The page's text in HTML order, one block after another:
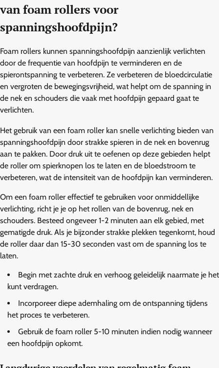
van foam rollers voor
spanningshoofdpijn?
Foam rollers kunnen spanningshoofdpijn aanzienlijk verlichten
door de frequentie van hoofdpijn te verminderen en de
spierontspanning te verbeteren. Ze verbeteren de bloedcirculatie
en vergroten de bewegingsvrijheid, wat helpt om de spanning in
de nek en schouders die vaak met hoofdpijn gepaard gaat te
verlichten.
Het gebruik van een foam roller kan snelle verlichting bieden van
spanningshoofdpijn door strakke spieren in de nek en bovenrug
aan te pakken. Door druk uit te oefenen op deze gebieden helpt
de roller om spierknopen los te laten en de bloedstroom te
verbeteren, wat de intensiteit van de hoofdpijn kan verminderen.
Om een foam roller effectief te gebruiken voor onmiddellijke
verlichting, richt je je op het rollen van de bovenrug, nek en
schouders. Besteed ongeveer 1-2 minuten aan elk gebied, met
gematigde druk. Als je bijzonder strakke plekken tegenkomt, houd
de roller daar dan 15-30 seconden vast om de spanning los te
laten.
Begin met zachte druk en verhoog geleidelijk naarmate je het
kunt verdragen.
Incorporeer diepe ademhaling om de ontspanning tijdens
het proces te verbeteren.
Gebruik de foam roller 5-10 minuten indien nodig wanneer
een hoofdpijn opkomt.